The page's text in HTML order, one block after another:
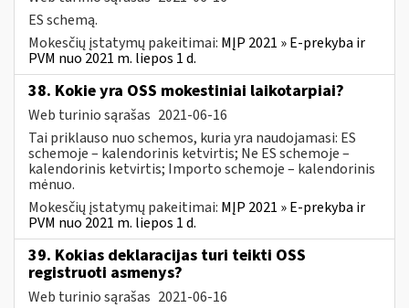
ES schemą.
Mokesčių įstatymų pakeitimai: MĮP 2021 » E-prekyba ir
PVM nuo 2021 m. liepos 1 d.
38. Kokie yra OSS mokestiniai laikotarpiai?
Web turinio sąrašas 2021-06-16
Tai priklauso nuo schemos, kuria yra naudojamasi: ES
schemoje – kalendorinis ketvirtis; Ne ES schemoje –
kalendorinis ketvirtis; Importo schemoje – kalendorinis
mėnuo.
Mokesčių įstatymų pakeitimai: MĮP 2021 » E-prekyba ir
PVM nuo 2021 m. liepos 1 d.
39. Kokias deklaracijas turi teikti OSS
registruoti asmenys?
Web turinio sąrašas 2021-06-16